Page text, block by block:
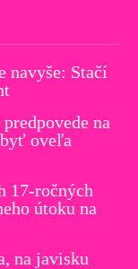
navyše: Stačí
na
oveľa
17-ročných
útoku na
na javisku